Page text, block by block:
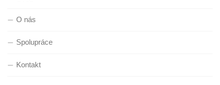
O nás
Spolupráce
Kontakt